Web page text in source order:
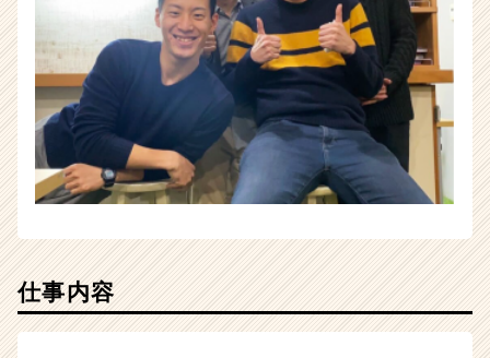
サ
イ
ト
チ
ャ
リ
ア
仕事内容